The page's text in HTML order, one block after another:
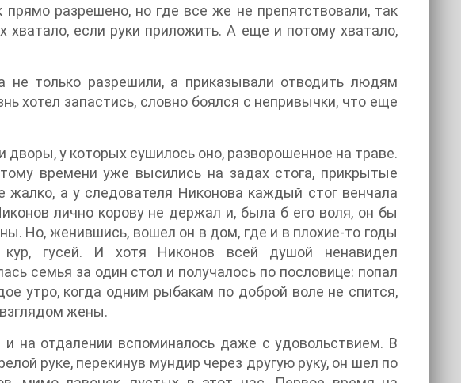
разрешено, но где все же не препятствовали, так
если руки приложить. А еще и потому хватало,
только разрешили, а приказывали отводить людям
хотел запастись, словно боялся с непривычки, что еще
дворы, у которых сушилось оно, разворошенное на траве.
времени уже высились на задах стога, прикрытые
жалко, а у следователя Никонова каждый стог венчала
лично корову не держал и, была б его воля, он бы
Но, женившись, вошел он в дом, где и в плохие-то годы
гусей. И хотя Никонов всей душой ненавидел
семья за один стол и получалось по пословице: попал
утро, когда одним рыбакам по доброй воле не спится,
жены.
и на отдалении вспоминалось даже с удовольствием. В
руке, перекинув мундир через другую руку, он шел по